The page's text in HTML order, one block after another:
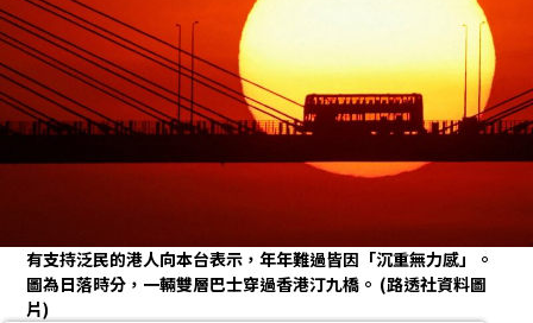
有支持泛民的港人向本台表示，年年難過皆因「沉重無力感」。
圖為日落時分，一輛雙層巴士穿過香港汀九橋。 (路透社資料圖
片)